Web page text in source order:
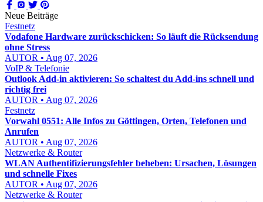
Neue Beiträge
Festnetz
Vodafone Hardware zurückschicken: So läuft die Rücksendung
ohne Stress
AUTOR • Aug 07, 2026
VoIP & Telefonie
Outlook Add-in aktivieren: So schaltest du Add-ins schnell und
richtig frei
AUTOR • Aug 07, 2026
Festnetz
Vorwahl 0551: Alle Infos zu Göttingen, Orten, Telefonen und
Anrufen
AUTOR • Aug 07, 2026
Netzwerke & Router
WLAN Authentifizierungsfehler beheben: Ursachen, Lösungen
und schnelle Fixes
AUTOR • Aug 07, 2026
Netzwerke & Router